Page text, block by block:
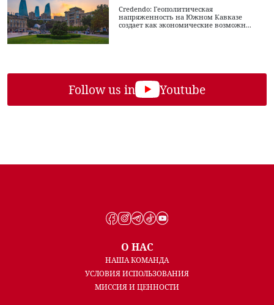
Credendo: Геополитическая
напряженность на Южном Кавказе
создает как экономические возможн...
Follow us in Youtube
О НАС
НАША КОМАНДА
УСЛОВИЯ ИСПОЛЬЗОВАНИЯ
МИССИЯ И ЦЕННОСТИ